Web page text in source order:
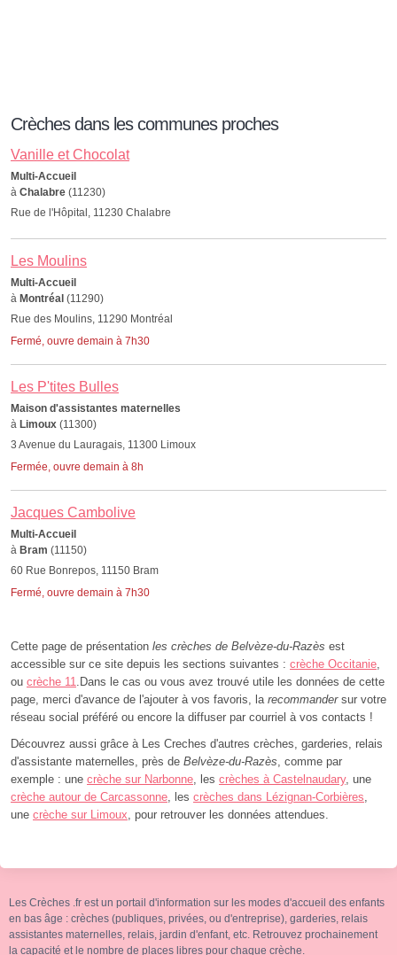
Crèches dans les communes proches
Vanille et Chocolat
Multi-Accueil
à Chalabre (11230)
Rue de l'Hôpital, 11230 Chalabre
Les Moulins
Multi-Accueil
à Montréal (11290)
Rue des Moulins, 11290 Montréal
Fermé, ouvre demain à 7h30
Les P'tites Bulles
Maison d'assistantes maternelles
à Limoux (11300)
3 Avenue du Lauragais, 11300 Limoux
Fermée, ouvre demain à 8h
Jacques Cambolive
Multi-Accueil
à Bram (11150)
60 Rue Bonrepos, 11150 Bram
Fermé, ouvre demain à 7h30
Cette page de présentation les crèches de Belvèze-du-Razès est
accessible sur ce site depuis les sections suivantes : crèche Occitanie,
ou crèche 11.Dans le cas ou vous avez trouvé utile les données de cette
page, merci d'avance de l'ajouter à vos favoris, la recommandersur votre
réseau social préféré ou encore la diffuser par courriel à vos contacts !
Découvrez aussi grâce à Les Creches d'autres crèches, garderies, relais
d'assistante maternelles, près de Belvèze-du-Razès, comme par
exemple : une crèche sur Narbonne, les crèches à Castelnaudary, une
crèche autour de Carcassonne, les crèches dans Lézignan-Corbières,
une crèche sur Limoux, pour retrouver les données attendues.
Les Crèches .fr est un portail d'information sur les modes d'accueil des enfants
en bas âge : crèches (publiques, privées, ou d'entreprise), garderies, relais
assistantes maternelles, relais, jardin d'enfant, etc. Retrouvez prochainement
la capacité et le nombre de places libres pour chaque crèche.